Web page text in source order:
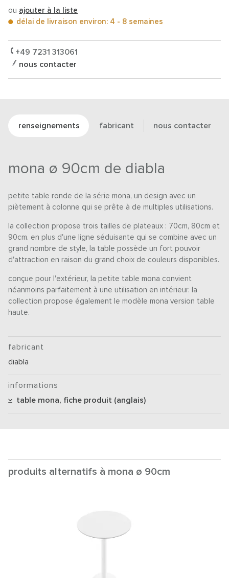
ou ajouter à la liste
délai de livraison environ: 4 - 8 semaines
+49 7231 313061
nous contacter
renseignements fabricant nous contacter
mona ø 90cm de diabla
petite table ronde de la série mona, un design avec un
piètement à colonne qui se prête à de multiples utilisations.
la collection propose trois tailles de plateaux : 70cm, 80cm et
90cm. en plus d'une ligne séduisante qui se combine avec un
grand nombre de style, la table possède un fort pouvoir
d'attraction en raison du grand choix de couleurs disponibles.
conçue pour l'extérieur, la petite table mona convient
néanmoins parfaitement à une utilisation en intérieur. la
collection propose également le modèle mona version table
haute.
fabricant
diabla
informations
table mona, fiche produit (anglais)
produits alternatifs à mona ø 90cm